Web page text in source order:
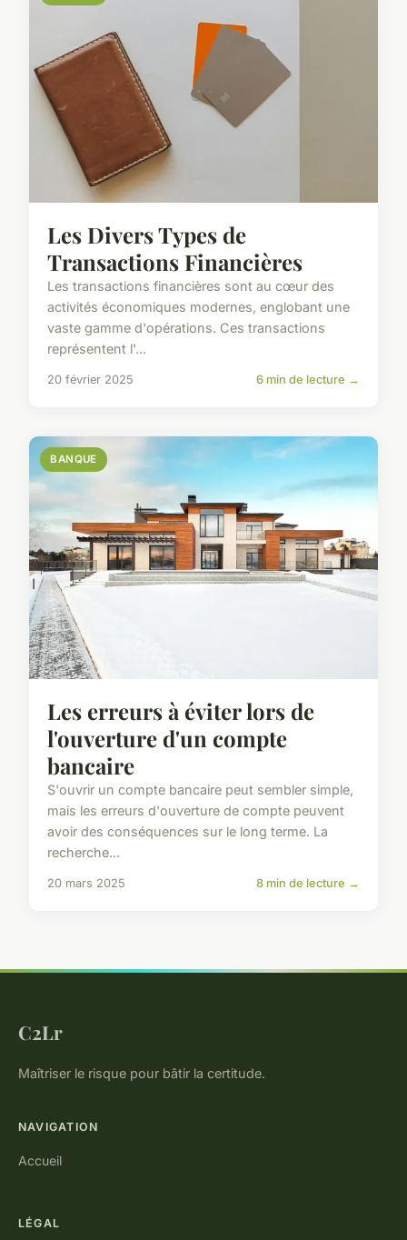
Les Divers Types de
Transactions Financières
Les transactions financières sont au cœur des
activités économiques modernes, englobant une
vaste gamme d'opérations. Ces transactions
représentent l'...
20 février 2025 6 min de lecture →
BANQUE
Les erreurs à éviter lors de
l'ouverture d'un compte
bancaire
S'ouvrir un compte bancaire peut sembler simple,
mais les erreurs d'ouverture de compte peuvent
avoir des conséquences sur le long terme. La
recherche...
20 mars 2025 8 min de lecture →
C2Lr
Maîtriser le risque pour bâtir la certitude.
NAVIGATION
Accueil
LÉGAL